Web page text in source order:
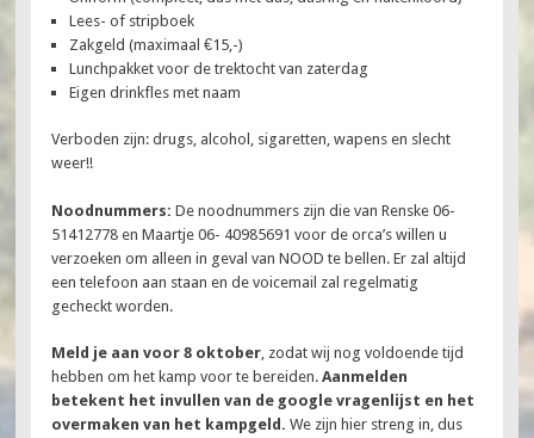
Lees- of stripboek
Zakgeld (maximaal €15,-)
Lunchpakket voor de trektocht van zaterdag
Eigen drinkfles met naam
Verboden zijn: drugs, alcohol, sigaretten, wapens en slecht
weer!!
Noodnummers: De noodnummers zijn die van Renske 06-
51412778 en Maartje 06- 40985691 voor de orca’s willen u
verzoeken om alleen in geval van NOOD te bellen. Er zal altijd
een telefoon aan staan en de voicemail zal regelmatig
gecheckt worden.
Meld je aan voor 8 oktober, zodat wij nog voldoende tijd
hebben om het kamp voor te bereiden.Aanmelden
betekent het invullen van de google vragenlijst en het
overmaken van het kampgeld. We zijn hier streng in, dus